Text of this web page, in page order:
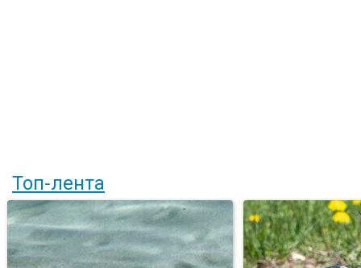
Топ-лента